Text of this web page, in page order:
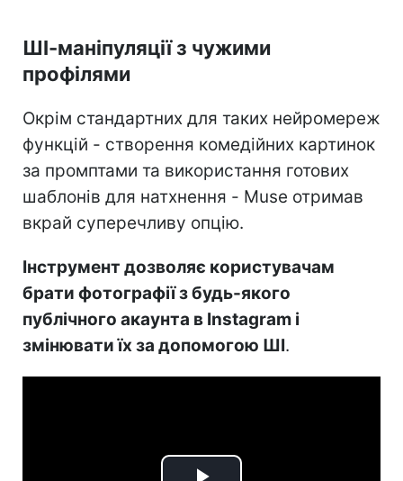
ШІ-маніпуляції з чужими
профілями
Окрім стандартних для таких нейромереж
функцій - створення комедійних картинок
за промптами та використання готових
шаблонів для натхнення - Muse отримав
вкрай суперечливу опцію.
Інструмент дозволяє користувачам
брати фотографії з будь-якого
публічного акаунта в Instagram і
змінювати їх за допомогою ШІ.